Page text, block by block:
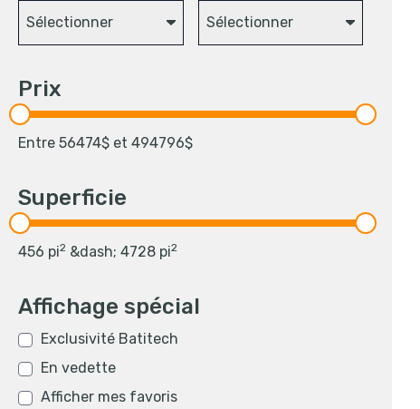
Sélectionner Sélectionner
Prix
Entre 56474$ et 494796$
Superficie
456 pi2 &dash; 4728 pi2
Affichage spécial
Exclusivité Batitech
En vedette
Afficher mes favoris